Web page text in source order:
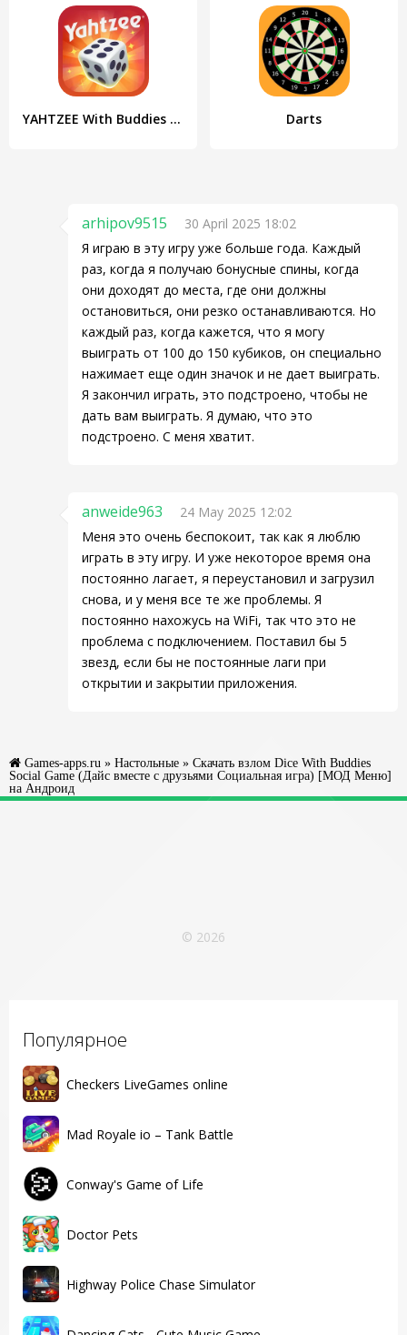
Популярное
Checkers LiveGames online
Mad Royale io – Tank Battle
Conway's Game of Life
Doctor Pets
Highway Police Chase Simulator
YAHTZEE With Buddies Dice Game Darts
arhipov9515
30 April 2025 18:02
Я играю в эту игру уже больше года. Каждый
раз, когда я получаю бонусные спины, когда
они доходят до места, где они должны
остановиться, они резко останавливаются. Но
каждый раз, когда кажется, что я могу
выиграть от 100 до 150 кубиков, он специально
нажимает еще один значок и не дает выиграть.
Я закончил играть, это подстроено, чтобы не
дать вам выиграть. Я думаю, что это
подстроено. С меня хватит.
anweide963
24 May 2025 12:02
Меня это очень беспокоит, так как я люблю
играть в эту игру. И уже некоторое время она
постоянно лагает, я переустановил и загрузил
снова, и у меня все те же проблемы. Я
постоянно нахожусь на WiFi, так что это не
проблема с подключением. Поставил бы 5
звезд, если бы не постоянные лаги при
открытии и закрытии приложения.
Games-apps.ru » Настольные » Скачать взлом Dice With Buddies™
Social Game (Дайс вместе с друзьями Социальная игра) [МОД Меню]
на Андроид
© 2026